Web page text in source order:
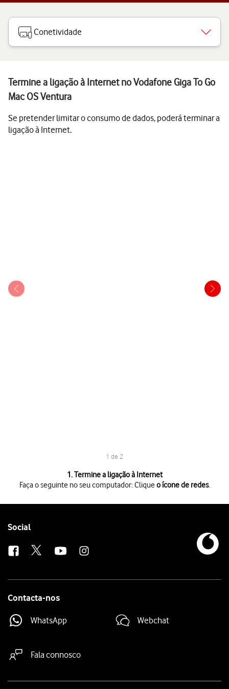
Conetividade
Termine a ligação à Internet no Vodafone Giga To Go
Mac OS Ventura
Se pretender limitar o consumo de dados, poderá terminar a
ligação à Internet.
1 de 2
1. Termine a ligação à Internet
Faça o seguinte no seu computador: Cliqueo ícone de redes.
Cliqueo nome do seu hotspot Wi-Fi.
Follow
Social
Contacta-nos
WhatsApp Webchat
Fala connosco